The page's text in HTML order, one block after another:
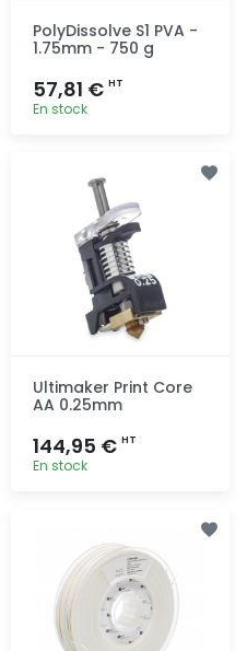
PolyDissolve S1 PVA -
1.75mm - 750 g
57,81 € HT
En stock
Ultimaker Print Core
AA 0.25mm
144,95 € HT
En stock